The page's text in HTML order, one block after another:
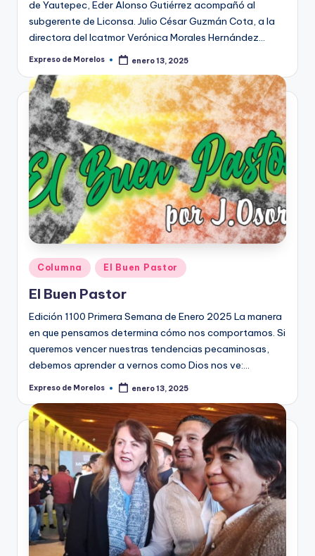
de Yautepec, Eder Alonso Gutiérrez acompañó al
subgerente de Liconsa. Julio César Guzmán Cota, a la
directora del Icatmor Verónica Morales Hernández…
Publicado
Expreso de Morelos enero 13, 2025
Publicado
en
Columna El Buen Pastor
El Buen Pastor
Edición 1100 Primera Semana de Enero 2025 La manera
en que pensamos determina cómo nos comportamos. Si
queremos vencer nuestras tendencias pecaminosas,
debemos aprender a vernos como Dios nos ve:…
Publicado
Expreso de Morelos enero 13, 2025